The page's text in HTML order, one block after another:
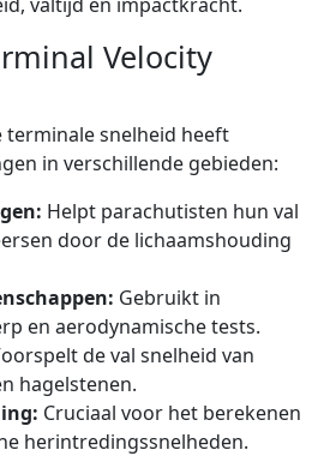
Velocity
terminale snelheid heeft
in verschillende gebieden:
Helpt parachutisten hun val
door de lichaamshouding
Gebruikt in
en aerodynamische tests.
de val snelheid van
hagelstenen.
Cruciaal voor het berekenen
herintredingssnelheden.